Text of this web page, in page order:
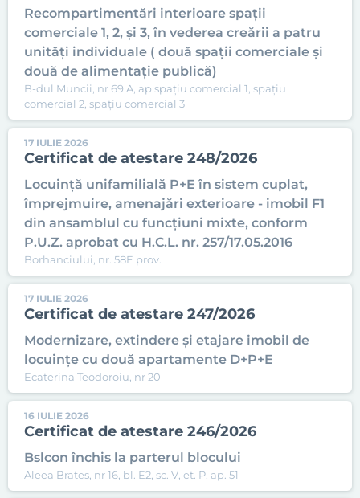
Recompartimentări interioare spații
comerciale 1, 2, și 3, în vederea creării a patru
unități individuale ( două spații comerciale și
două de alimentație publică)
B-dul Muncii, nr 69 A, ap spațiu comercial 1, spațiu
comercial 2, spațiu comercial 3
17 IULIE 2026
Certificat de atestare 248/2026
Locuință unifamilială P+E în sistem cuplat,
împrejmuire, amenajări exterioare - imobil F1
din ansamblul cu funcțiuni mixte, conform
P.U.Z. aprobat cu H.C.L. nr. 257/17.05.2016
Borhanciului, nr. 58E prov.
17 IULIE 2026
Certificat de atestare 247/2026
Modernizare, extindere și etajare imobil de
locuințe cu două apartamente D+P+E
Ecaterina Teodoroiu, nr 20
16 IULIE 2026
Certificat de atestare 246/2026
Bslcon închis la parterul blocului
Aleea Brates, nr 16, bl. E2, sc. V, et. P, ap. 51